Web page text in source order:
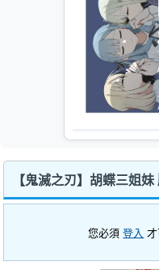
【鬼滅之刃】胡蝶三姐
您必須登入